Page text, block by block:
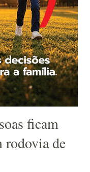
ficam
rodovia de